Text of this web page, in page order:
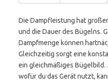
Die Dampfleistung hat
und die Dauer des Bügelns.
Dampfmenge können
Gleichzeitig sorgt eine
ein gleichmäßiges Bügelbild.
wofür du das Gerät nutzt,